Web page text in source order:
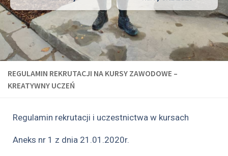
REGULAMIN REKRUTACJI NA KURSY ZAWODOWE –
KREATYWNY UCZEŃ
Regulamin rekrutacji i uczestnictwa w kursach
Aneks nr 1 z dnia 21.01.2020r.